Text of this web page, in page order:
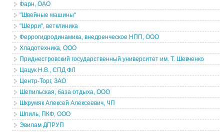
Фарн, ОАО
"Швейные машины"
"Шерри", ветклиника
Феррогидродинамика, внедренческое НПП, ООО
Хладотехника, ООО
Приднестровский государственный университет им. Т. Шевченко
Цацук Н.В., СПД ФЛ
Центр-Торг, ЗАО
Шепильская, база отдыха, ООО
Шкрумяк Алексей Алексеевич, ЧП
Шпиль, ПКФ, ООО
Эвилам ДПРУП